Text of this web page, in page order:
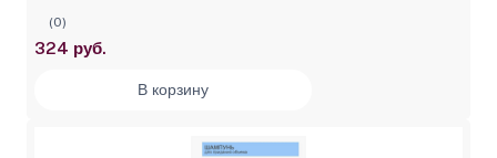
(0)
324 руб.
В корзину